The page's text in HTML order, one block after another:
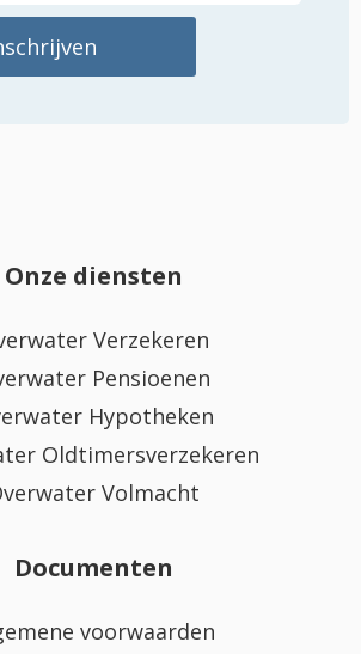
Onze diensten
Verzekeren
Pensioenen
Hypotheken
Oldtimersverzekeren
Volmacht
Documenten
voorwaarden